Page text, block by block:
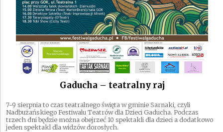
Gaducha – teatralny raj
7-9 sierpnia to czas teatralnego święta w gminie Sarnaki, czyli
Nadbużańskiego Festiwalu Teatrów dla Dzieci Gaducha. Podczas
trzech dni będzie można obejrzeć 10 spektakli dla dzieci a dodatkowo
jeden spektakl dla widzów dorosłych.